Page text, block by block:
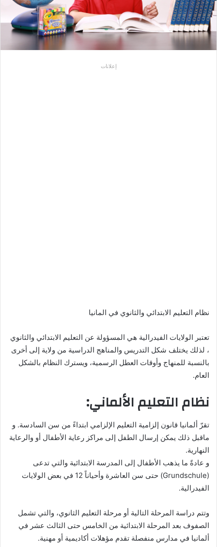
إعلانات
نظام التعليم الابتدائي والثانوي في المانيا
تعتبر الولايات الفيدرالية هي المسؤولة عن التعليم الابتدائي والثانوي
، لذلك يختلف شكل التدريس والمناهج الدراسية من ولاية إلى أخرى
بالنسبة للمنهاج وأوقات العطل الرسمية، ويسترك النظام بالشكل
العام.
نظام التعليم الألماني:
تقرّ ألمانيا قانون إلزامية التعليم الإلزامي ابتداءً من سن السادسة. و
ماقبل ذلك يمكن إرسال الطفل إلى مراكز رعاية الأطفال أو والرعاية
النهارية.
و عادةً ما يذهب الأطفال إلى المدرسة الابتدائية والتي تدعى
(Grundschule) حتى سن العاشرة وأحياناً 12 في بعض الولايات
الفيدرالية.
وتتم دراسة المرحلة التالية أو مرحلة التعليم الثانوي، والتي تشمل
الصفوف بعد المرحلة الابتدائية من الخامس حتى الثالث عشر في
ألمانيا في مدارس منفصلة تقدم مؤهلات أكاديمية أو مهنية.